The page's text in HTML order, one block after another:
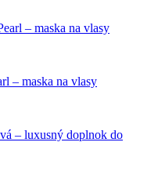
– maska na vlasy